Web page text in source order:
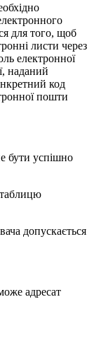
для того, щоб
листи через
електронної
наданий
код
пошти
бути успішно
допускається
адресат